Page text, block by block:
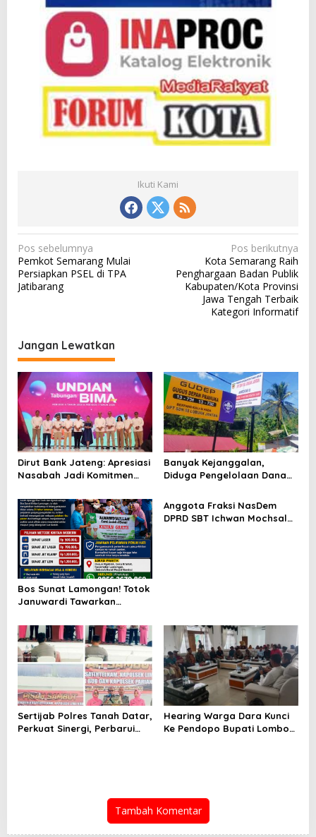
Ikuti Kami
N
a
v
a
s
i
p
o
s
Pos sebelumnya
Pemkot Semarang Mulai
Persiapkan PSEL di TPA
Jatibarang
Pos berikutnya
Kota Semarang Raih
Penghargaan Badan Publik
Kabupaten/Kota Provinsi
Jawa Tengah Terbaik
Kategori Informatif
Jangan Lewatkan
Dirut Bank Jateng: Apresiasi
Nasabah Jadi Komitmen
Tengah, Semakin Meriah
dengan Penampilan Rossa
Banyak Kejanggalan,
Diduga Pengelolaan Dana
Lintau Buo Utara Disorot
Keras
Bos Sunat Lamongan! Totok
Januwardi Tawarkan
Modern, Biaya Bersahabat
dan Jaminan Pelayanan
Penuh Hati
Anggota Fraksi NasDem
DPRD SBT Ichwan Mochsal
Sertijab Polres Tanah Datar,
Perkuat Sinergi, Perbarui
Hearing Warga Dara Kunci
Ke Pendopo Bupati Lombok
Tambah Komentar